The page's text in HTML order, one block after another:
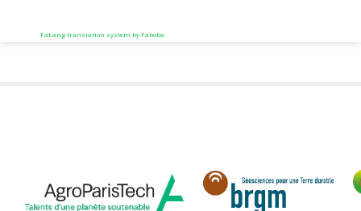
FaLang translation system by Faboba